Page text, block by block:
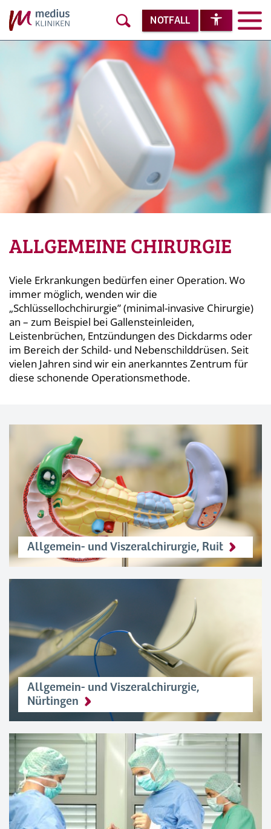
NOTFALL
ALLGEMEINE CHIRURGIE
Viele Erkrankungen bedürfen einer Operation. Wo
immer möglich, wenden wir die
„Schlüssellochchirurgie” (minimal-invasive Chirurgie)
an – zum Beispiel bei Gallensteinleiden,
Leistenbrüchen, Entzündungen des Dickdarms oder
im Bereich der Schild- und Nebenschilddrüsen. Seit
vielen Jahren sind wir ein anerkanntes Zentrum für
diese schonende Operationsmethode.
Allgemein- und Viszeralchirurgie, Ruit
Allgemein- und Viszeralchirurgie,
Nürtingen